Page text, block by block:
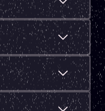
アプリなしで、
続記録）、日々
習慣を構築しま
ーナル、進捗追
センター内で毎
長期的な目標に
半期、年次のレ
により、ユーザ